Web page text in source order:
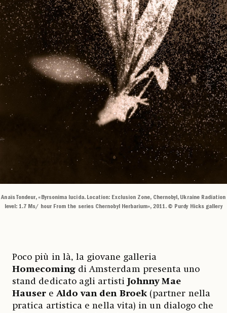
Anaïs Tondeur, «Byrsonima lucida. Location: Exclusion Zone, Chernobyl, Ukraine Radiation
level: 1.7 Ms/ hour From the series Chernobyl Herbarium», 2011. © Purdy Hicks gallery
Poco più in là, la giovane galleria
Homecomingdi Amsterdam presenta uno
stand dedicato agli artisti Johnny Mae
Hauser e Aldo van den Broek(partner nella
pratica artistica e nella vita) in un dialogo che